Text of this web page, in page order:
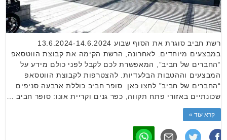
רשת חביב סוגרת את הסוף שבוע 13.6.2024-14.6.2024
במבצעים מיוחדים. לאחרונה, הרשת הקימה את קבוצת הווטסאפ
“החברים של חביב”, המאפשרת לכם לקבל לפני כולם מידע על
המבצעים וההטבות הבלעדיות. להצטרפות לקבוצת הווטסאפ
“החברים של חביב” לחצו כאן. סופר חביב כוללת ארבעה סניפים
שכונתיים באזורי פתח תקווה, כפר גנים וקריית אונו: סופר חביב …
קרא עוד »